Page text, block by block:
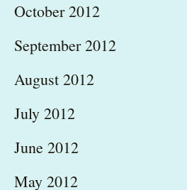
October 2012
September 2012
August 2012
July 2012
June 2012
May 2012